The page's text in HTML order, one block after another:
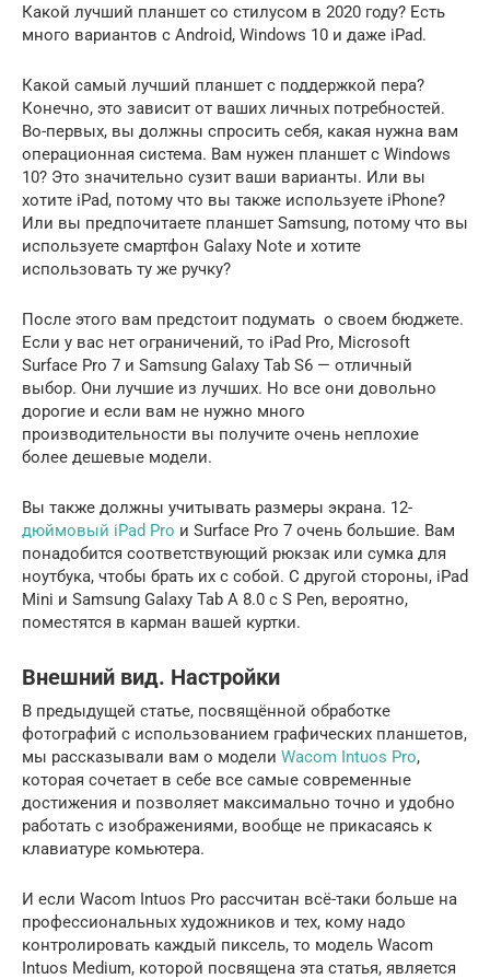
Какой лучший планшет со стилусом в 2020 году? Есть
много вариантов с Android, Windows 10 и даже iPad.
Какой самый лучший планшет с поддержкой пера?
Конечно, это зависит от ваших личных потребностей.
Во-первых, вы должны спросить себя, какая нужна вам
операционная система. Вам нужен планшет с Windows
10? Это значительно сузит ваши варианты. Или вы
хотите iPad, потому что вы также используете iPhone?
Или вы предпочитаете планшет Samsung, потому что вы
используете смартфон Galaxy Note и хотите
использовать ту же ручку?
После этого вам предстоит подумать о своем бюджете.
Если у вас нет ограничений, то iPad Pro, Microsoft
Surface Pro 7 и Samsung Galaxy Tab S6 — отличный
выбор. Они лучшие из лучших. Но все они довольно
дорогие и если вам не нужно много
производительности вы получите очень неплохие
более дешевые модели.
Вы также должны учитывать размеры экрана. 12-
дюймовый iPad Pro и Surface Pro 7 очень большие. Вам
понадобится соответствующий рюкзак или сумка для
ноутбука, чтобы брать их с собой. С другой стороны, iPad
Mini и Samsung Galaxy Tab A 8.0 с S Pen, вероятно,
поместятся в карман вашей куртки.
Внешний вид. Настройки
В предыдущей статье, посвящённой обработке
фотографий с использованием графических планшетов,
мы рассказывали вам о модели Wacom Intuos Pro,
которая сочетает в себе все самые современные
достижения и позволяет максимально точно и удобно
работать с изображениями, вообще не прикасаясь к
клавиатуре комьютера.
И если Wacom Intuos Pro рассчитан всё-таки больше на
профессиональных художников и тех, кому надо
контролировать каждый пиксель, то модель Wacom
Intuos Medium, которой посвящена эта статья, является